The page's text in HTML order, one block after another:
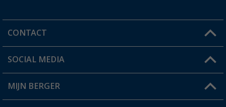
CONTACT
Een vraag?
Winkel vinden
SOCIAL MEDIA
MIJN BERGER